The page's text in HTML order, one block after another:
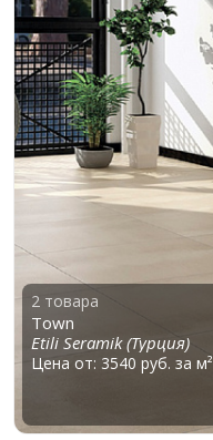
2 товара
Town
Etili Seramik (Турция)
Цена от: 3540 руб. за м²